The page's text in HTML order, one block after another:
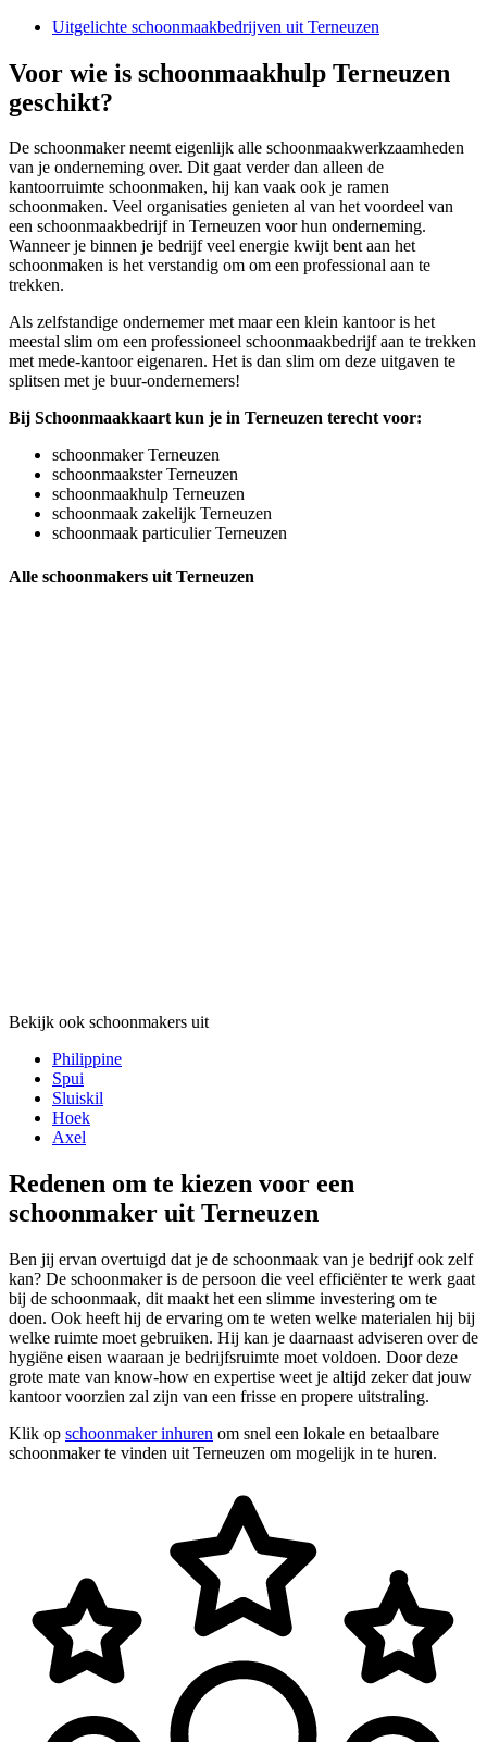
Uitgelichte schoonmaakbedrijven uit Terneuzen
Voor wie is schoonmaakhulp Terneuzen
geschikt?
De schoonmaker neemt eigenlijk alle schoonmaakwerkzaamheden
van je onderneming over. Dit gaat verder dan alleen de
kantoorruimte schoonmaken, hij kan vaak ook je ramen
schoonmaken. Veel organisaties genieten al van het voordeel van
een schoonmaakbedrijf in Terneuzen voor hun onderneming.
Wanneer je binnen je bedrijf veel energie kwijt bent aan het
schoonmaken is het verstandig om om een professional aan te
trekken.
Als zelfstandige ondernemer met maar een klein kantoor is het
meestal slim om een professioneel schoonmaakbedrijf aan te trekken
met mede-kantoor eigenaren. Het is dan slim om deze uitgaven te
splitsen met je buur-ondernemers!
Bij Schoonmaakkaart kun je in Terneuzen terecht voor:
schoonmaker Terneuzen
schoonmaakster Terneuzen
schoonmaakhulp Terneuzen
schoonmaak zakelijk Terneuzen
schoonmaak particulier Terneuzen
Alle schoonmakers uit Terneuzen
Bekijk ook schoonmakers uit
Philippine
Spui
Sluiskil
Hoek
Axel
Redenen om te kiezen voor een
schoonmaker uit Terneuzen
Ben jij ervan overtuigd dat je de schoonmaak van je bedrijf ook zelf
kan? De schoonmaker is de persoon die veel efficiënter te werk gaat
bij de schoonmaak, dit maakt het een slimme investering om te
doen. Ook heeft hij de ervaring om te weten welke materialen hij bij
welke ruimte moet gebruiken. Hij kan je daarnaast adviseren over de
hygiëne eisen waaraan je bedrijfsruimte moet voldoen. Door deze
grote mate van know-how en expertise weet je altijd zeker dat jouw
kantoor voorzien zal zijn van een frisse en propere uitstraling.
Klik op schoonmaker inhuren om snel een lokale en betaalbare
schoonmaker te vinden uit Terneuzen om mogelijk in te huren.